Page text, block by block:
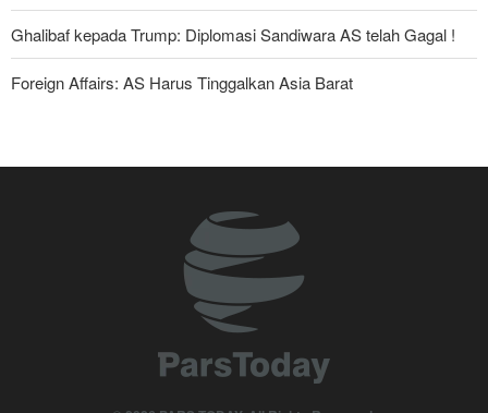
Ghalibaf kepada Trump: Diplomasi Sandiwara AS telah Gagal !
Foreign Affairs: AS Harus Tinggalkan Asia Barat
dengan Rudal Balistik dan Drone
Hulu Ledak Manuver dan Antena Anti-Jamming: Lonjakan
Kualitatif Rudal Kheibar Shekan
Anggota Kongres AS Khawatirkan Dampak Menipisnya Rudal